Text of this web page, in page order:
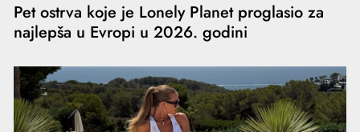
Pet ostrva koje je Lonely Planet proglasio za
najlepša u Evropi u 2026. godini